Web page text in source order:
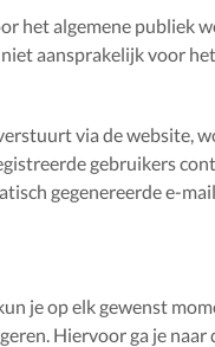
het algemene publiek
aansprakelijk voor
via de website,
gebruikers
gegenereerde e-
je op elk gewenst
Hiervoor ga je naar